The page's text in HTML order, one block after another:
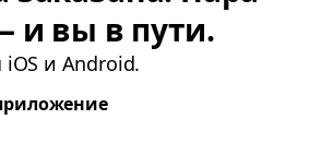
и вы в пути.
iOS и Android.